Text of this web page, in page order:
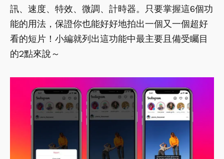
訊、速度、特效、微調、計時器。只要掌握這6個功
能的用法，保證你也能好好地拍出一個又一個超好
看的短片！小編就列出這功能中最主要且備受矚目
的2點來說～